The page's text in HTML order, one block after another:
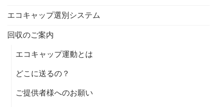
エコキャップ選別システム
回収のご案内
エコキャップ運動とは
どこに送るの？
ご提供者様へのお願い